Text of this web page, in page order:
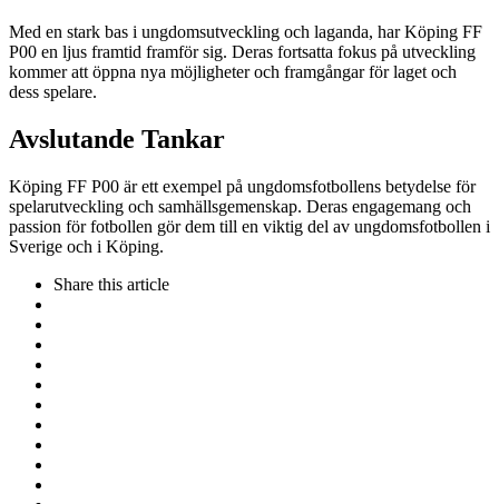
Med en stark bas i ungdomsutveckling och laganda, har Köping FF
P00 en ljus framtid framför sig. Deras fortsatta fokus på utveckling
kommer att öppna nya möjligheter och framgångar för laget och
dess spelare.
Avslutande Tankar
Köping FF P00 är ett exempel på ungdomsfotbollens betydelse för
spelarutveckling och samhällsgemenskap. Deras engagemang och
passion för fotbollen gör dem till en viktig del av ungdomsfotbollen i
Sverige och i Köping.
Share this article